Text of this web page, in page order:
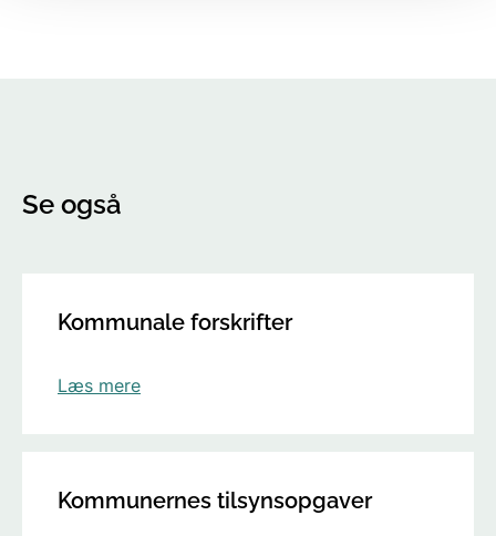
Se også
Kommunale forskrifter
Læs mere
Kommunernes tilsynsopgaver